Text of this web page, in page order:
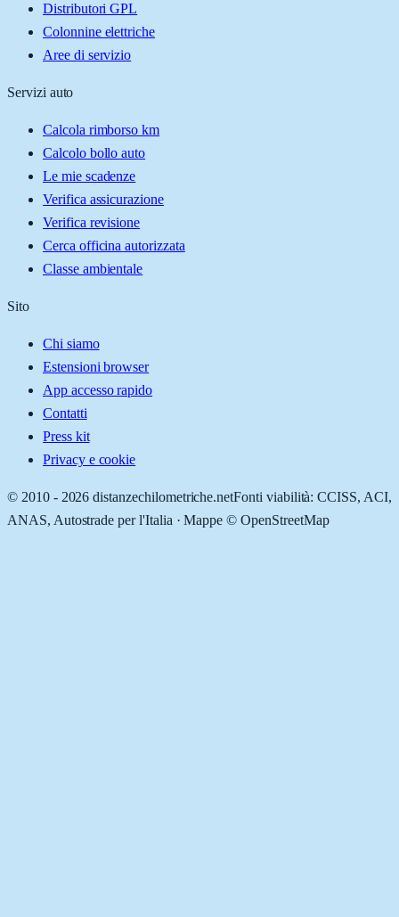
Distributori GPL
Colonnine elettriche
Aree di servizio
Servizi auto
Calcola rimborso km
Calcolo bollo auto
Le mie scadenze
Verifica assicurazione
Verifica revisione
Cerca officina autorizzata
Classe ambientale
Sito
Chi siamo
Estensioni browser
App accesso rapido
Contatti
Press kit
Privacy e cookie
© 2010 - 2026 distanzechilometriche.netFonti viabilità: CCISS, ACI,
ANAS, Autostrade per l'Italia · Mappe © OpenStreetMap